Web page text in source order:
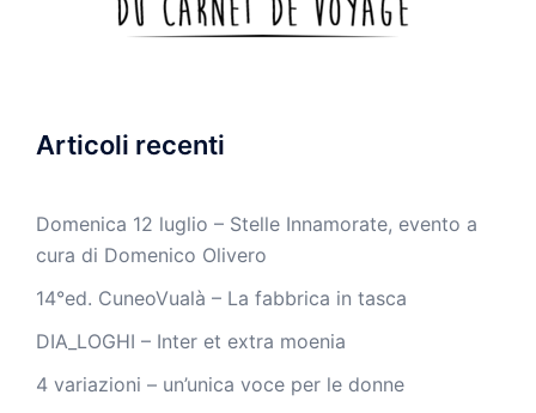
Articoli recenti
Domenica 12 luglio – Stelle Innamorate, evento a
cura di Domenico Olivero
14°ed. CuneoVualà – La fabbrica in tasca
DIA_LOGHI – Inter et extra moenia
4 variazioni – un’unica voce per le donne